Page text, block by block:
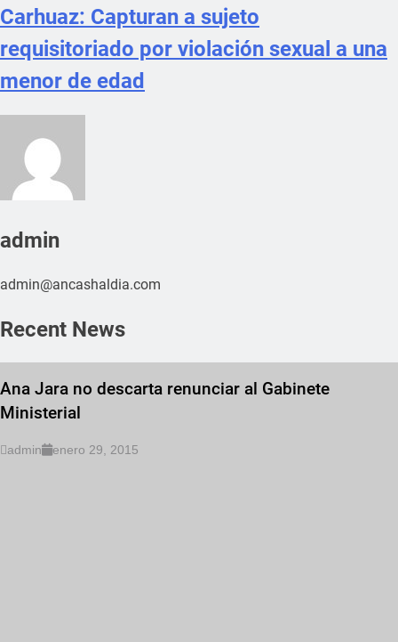
Carhuaz: Capturan a sujeto
requisitoriado por violación sexual a una
menor de edad
admin
admin@ancashaldia.com
Recent News
Ana Jara no descarta renunciar al Gabinete
Ministerial
admin enero 29, 2015